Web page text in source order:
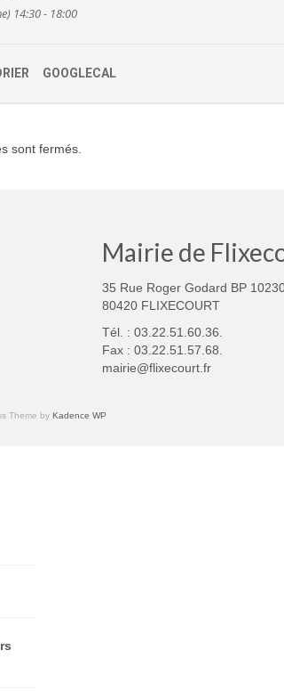
et spectacle garantis !
14:30 - 18:00
GOOGLECAL
sont fermés.
Mairie de
35 Rue Roger Godard BP
80420 FLIXECOURT
Tél. : 03.22.51.60.36.
Fax : 03.22.51.57.68.
mairie@flixecourt.fr
Theme by Kadence WP